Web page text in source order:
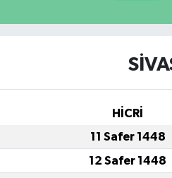
HİCRİ
11 Safer 1448
12 Safer 1448